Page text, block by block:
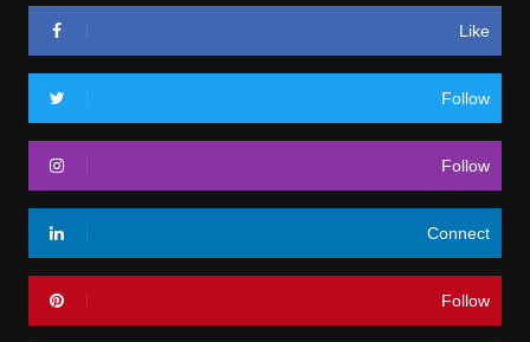
Like
Follow
Follow
Connect
Follow